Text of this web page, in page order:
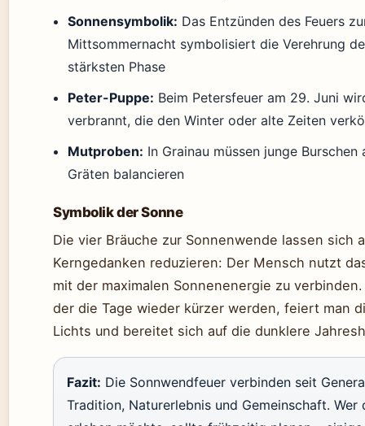
Sonnensymbolik: Das Entzünden des Feuers
Mittsommernacht symbolisiert die Verehrung
stärksten Phase
Peter-Puppe: Beim Petersfeuer am 29. Juni
verbrannt, die den Winter oder alte Zeiten
Mutproben: In Grainau müssen junge Burschen
Gräten balancieren
Symbolik der Sonne
Die vier Bräuche zur Sonnenwende lassen sich
Kerngedanken reduzieren: Der Mensch nutzt
mit der maximalen Sonnenenergie zu
der die Tage wieder kürzer werden, feiert man
Lichts und bereitet sich auf die dunklere
Fazit: Die Sonnwendfeuer verbinden seit
Tradition, Naturerlebnis und Gemeinschaft. Wer